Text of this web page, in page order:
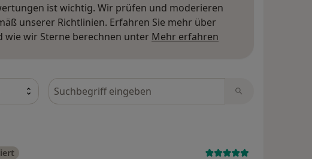
ist wichtig. Wir prüfen und moderieren
unserer Richtlinien. Erfahren Sie mehr über
wie wir Sterne berechnen unter Mehr erfahren
Bewertungen durchsuchen